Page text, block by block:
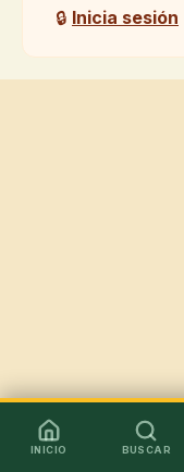
🔒 Inicia sesión
INICIO BUSCAR